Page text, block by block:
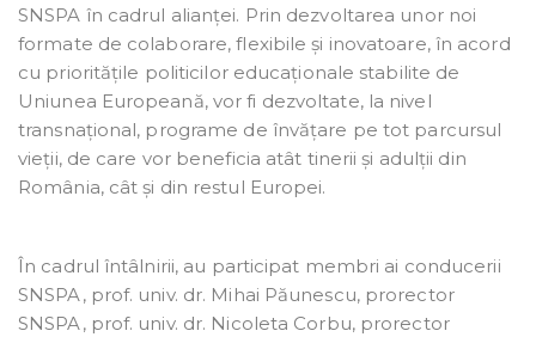
SNSPA în cadrul alianței. Prin dezvoltarea unor noi
formate de colaborare, flexibile și inovatoare, în acord
cu prioritățile politicilor educaționale stabilite de
Uniunea Europeană, vor fi dezvoltate, la nivel
transnațional, programe de învățare pe tot parcursul
vieții, de care vor beneficia atât tinerii și adulții din
România, cât și din restul Europei.
În cadrul întâlnirii, au participat membri ai conducerii
SNSPA, prof. univ. dr. Mihai Păunescu, prorector
SNSPA, prof. univ. dr. Nicoleta Corbu, prorector